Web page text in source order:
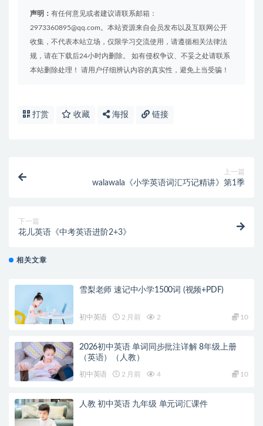
声明： 有任何意见或者建议请联系邮箱：
2973360895@qq.com。本站资源来自会员发布以及互联网公开
收集，不代表本站立场，仅限学习交流使用，请遵循相关法律法
规，请在下载后24小时内删除。 如有侵权争议、不妥之处请联系
本站删除处理！ 请用户仔细辨认内容的真实性，避免上当受骗！
打赏 收藏 海报 链接
上一篇
walawala《小学英语词汇巧记精讲》第1季
下一篇
花儿英语《中考英语进阶2+3》
相关文章
雪梨老师 速记中小学1500词 (视频+PDF)
初中英语 2 月前 2 10
2026初中英语 单词同步批注详解 8年级上册
（英语）（人教）
初中英语 2 月前 4 10
人教 初中英语 九年级 单元词汇课件